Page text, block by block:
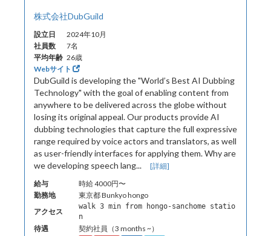
株式会社DubGuild
設立日
2024年10月
社員数
7名
平均年齢 26歳
Webサイト
DubGuild is developing the "World’s Best AI Dubbing
Technology" with the goal of enabling content from
anywhere to be delivered across the globe without
losing its original appeal. Our products provide AI
dubbing technologies that capture the full expressive
range required by voice actors and translators, as well
as user-friendly interfaces for applying them. Why are
we developing speech lang... [詳細]
給与
時給 4000円〜
勤務地
東京都 Bunkyo hongo
アクセス
walk 3 min from hongo-sanchome statio
n
待遇 契約社員（3 months ~）